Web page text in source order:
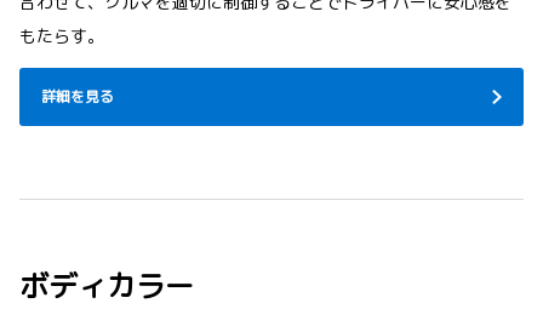
もたらす。
詳細を見る
ボディカラー